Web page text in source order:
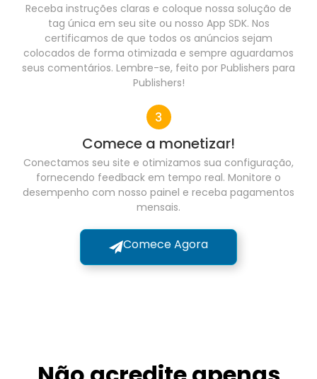
Receba instruções claras e coloque nossa solução de
tag única em seu site ou nosso App SDK. Nos
certificamos de que todos os anúncios sejam
colocados de forma otimizada e sempre aguardamos
seus comentários. Lembre-se, feito por Publishers para
Publishers!
Comece a monetizar!
Conectamos seu site e otimizamos sua configuração,
fornecendo feedback em tempo real. Monitore o
desempenho com nosso painel e receba pagamentos
mensais.
Comece Agora